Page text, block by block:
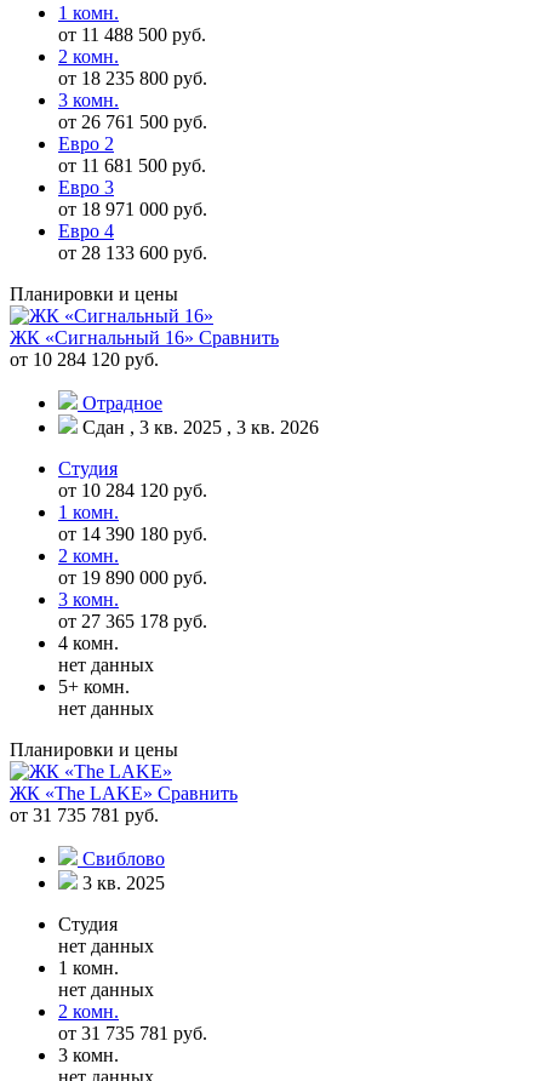
1 комн.
от 11 488 500 руб.
2 комн.
от 18 235 800 руб.
3 комн.
от 26 761 500 руб.
Евро 2
от 11 681 500 руб.
Евро 3
от 18 971 000 руб.
Евро 4
от 28 133 600 руб.
Планировки и цены
ЖК «Сигнальный 16» Сравнить
от 10 284 120 руб.
Отрадное
Сдан , 3 кв. 2025 , 3 кв. 2026
Студия
от 10 284 120 руб.
1 комн.
от 14 390 180 руб.
2 комн.
от 19 890 000 руб.
3 комн.
от 27 365 178 руб.
4 комн.
нет данных
5+ комн.
нет данных
Планировки и цены
ЖК «The LAKE» Сравнить
от 31 735 781 руб.
Свиблово
3 кв. 2025
Студия
нет данных
1 комн.
нет данных
2 комн.
от 31 735 781 руб.
3 комн.
нет данных